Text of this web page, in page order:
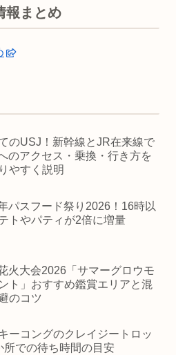
報まとめ
のUSJ！新幹線とJR在来線で
のアクセス・乗換・行き方を
やすく説明
パスフード祭り2026！16時以
トやパティが2倍に増量
火大会2026「サマーグロウモ
ト」おすすめ鑑賞エリアと混
のコツ
ーコングのクレイジートロッ
所での待ち時間の目安